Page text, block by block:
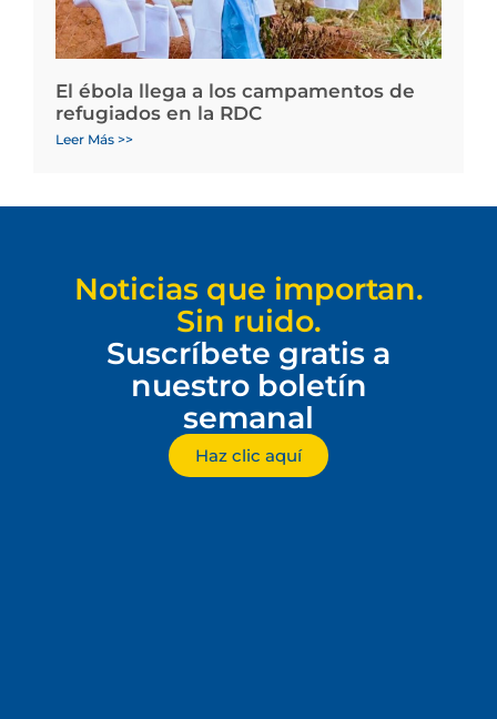
El ébola llega a los campamentos de
refugiados en la RDC
Leer Más >>
Noticias que importan.
Sin ruido.
Suscríbete gratis a
nuestro boletín
semanal
Haz clic aquí